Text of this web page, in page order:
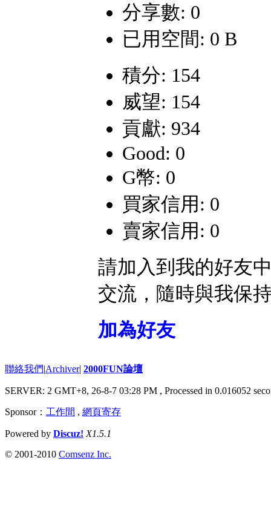
分享數: 0
已用空間: 0 B
積分: 154
威望: 154
貢獻: 934
Good: 0
G幣: 0
買家信用: 0
賣家信用: 0
請加入到我的好友
交流，隨時與我保
加為好友
聯絡我們|Archiver| 2000FUN論壇
SERVER: 2 GMT+8, 26-8-7 03:28 PM , Processed in 0.016052
Sponsor： 工作間 , 網頁寄存
Powered by Discuz! X1.5.1
© 2001-2010 Comsenz Inc.